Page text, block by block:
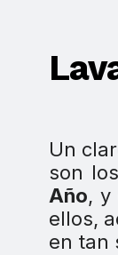
Un
son
Año, y
ellos,
en tan